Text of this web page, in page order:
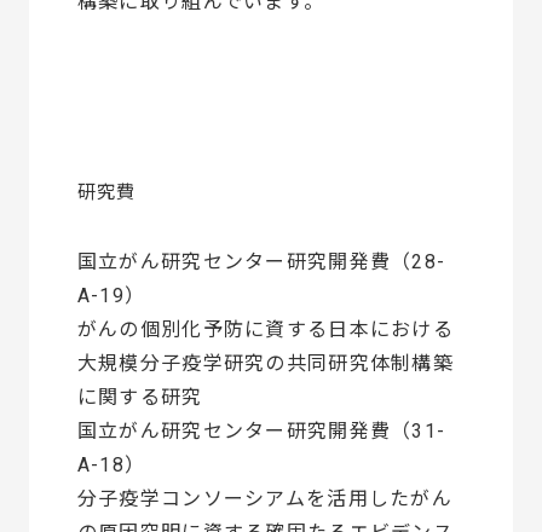
研究費
国立がん研究センター研究開発費（28-
A-19）
がんの個別化予防に資する日本における
大規模分子疫学研究の共同研究体制構築
に関する研究
国立がん研究センター研究開発費（31-
A-18）
分子疫学コンソーシアムを活用したがん